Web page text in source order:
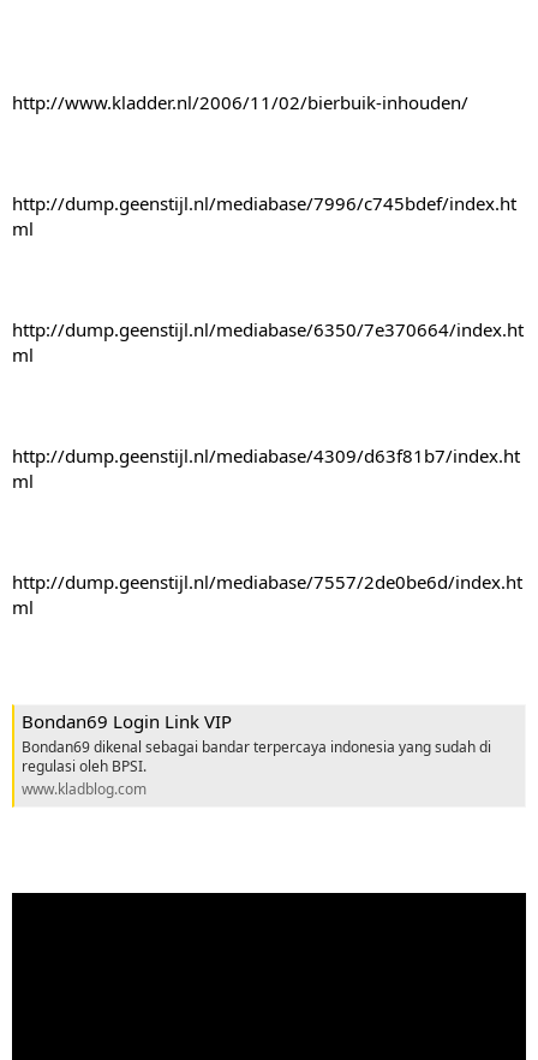
http://www.kladder.nl/2006/11/02/bierbuik-inhouden/
http://dump.geenstijl.nl/mediabase/7996/c745bdef/index.ht
ml
http://dump.geenstijl.nl/mediabase/6350/7e370664/index.ht
ml
http://dump.geenstijl.nl/mediabase/4309/d63f81b7/index.ht
ml
http://dump.geenstijl.nl/mediabase/7557/2de0be6d/index.ht
ml
Bondan69 Login Link VIP
Bondan69 dikenal sebagai bandar terpercaya indonesia yang sudah di
regulasi oleh BPSI.
www.kladblog.com